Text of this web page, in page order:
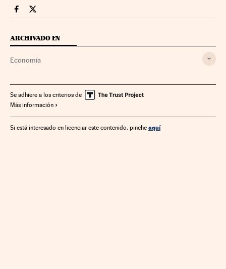
Economia Cinco Días en Facebook
Economia Cinco Días en Twitter
ARCHIVADO EN
Economía
Se adhiere a los criterios de
Más información
Si está interesado en licenciar este contenido, pinche aquí